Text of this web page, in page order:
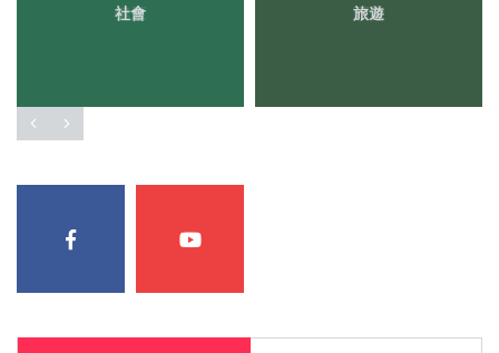
社會 旅遊